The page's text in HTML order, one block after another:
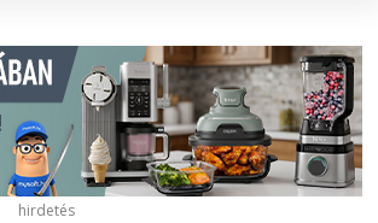
hirdetés